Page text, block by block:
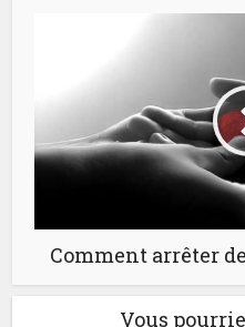
Comment arrêter
Vous